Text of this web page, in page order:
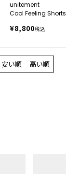
unitement
Cool Feeling Shorts
¥8,800税込
安い順 高い順